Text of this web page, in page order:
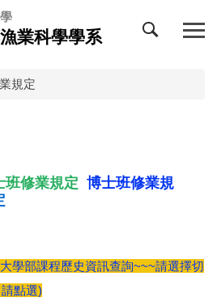
業科學學系
規定
班修業規定 博士班修業規
學部課程歷史資訊查詢~~~請選擇切
點選)